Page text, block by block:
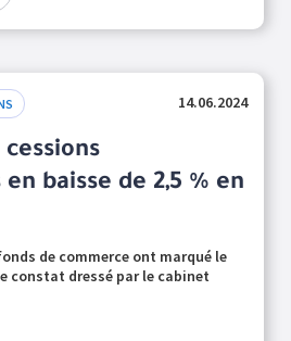
14.06.2024
baisse de 2,5 % en
de commerce ont marqué le
constat dressé par le cabinet